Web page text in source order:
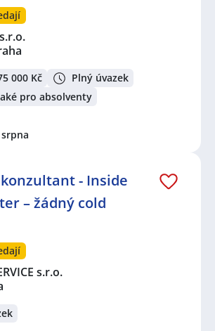
000 Kč
Plný úvazek
pro absolventy
- Inside
– žádný cold
s.r.o.